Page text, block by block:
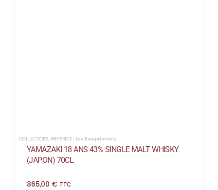
COLLECTORS,WHISKIES : Les Exceptionnels
YAMAZAKI 18 ANS 43% SINGLE MALT WHISKY
(JAPON) 70CL
865,00 € TTC